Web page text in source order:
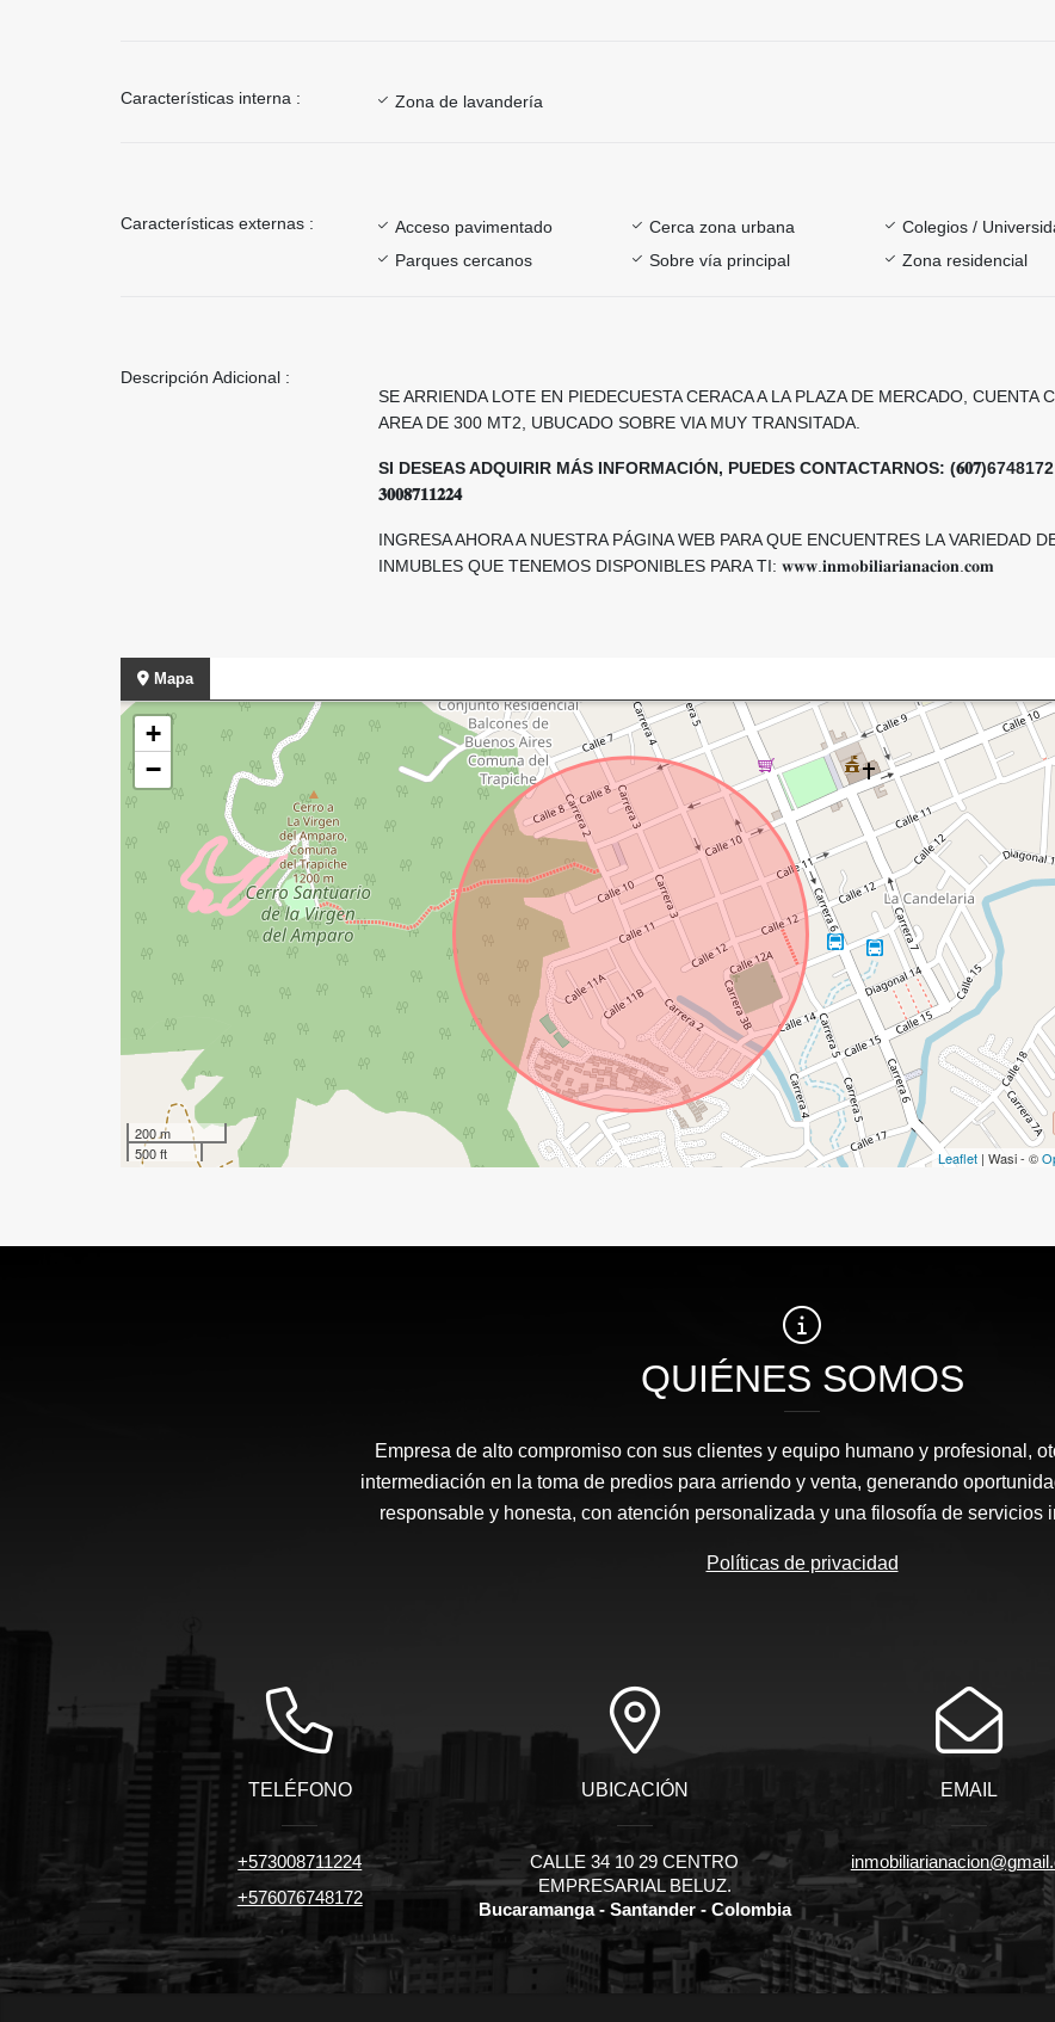
Características interna : Zona de lavandería
Características externas : Acceso pavimentado Cerca zona urbana
Colegios /
Parques cercanos
Sobre vía principal Zona residencial
Descripción Adicional :
SE ARRIENDA LOTE EN PIEDECUESTA CERACA A LA PLAZA DE MERCADO, CUENTA
AREA DE 300 MT2, UBUCADO SOBRE VIA MUY TRANSITADA.
SI DESEAS ADQUIRIR MÁS INFORMACIÓN, PUEDES CONTACTARNOS:
𝟑𝟎𝟎𝟖𝟕𝟏𝟏𝟐𝟐𝟒
INGRESA AHORA A NUESTRA PÁGINA WEB PARA QUE ENCUENTRES LA VARIEDAD
INMUBLES QUE TENEMOS DISPONIBLES PARA TI: 𝐰𝐰𝐰.𝐢𝐧𝐦𝐨𝐛𝐢𝐥𝐢𝐚𝐫𝐢𝐚𝐧𝐚𝐜𝐢𝐨𝐧.𝐜𝐨𝐦
Mapa
+
−
200 m
500 ft
Leaflet | Wasi - ©
QUIÉNES SOMOS
Empresa de alto compromiso con sus clientes y equipo humano y profesional,
intermediación en la toma de predios para arriendo y venta, generando
responsable y honesta, con atención personalizada y una filosofía de servicios
Políticas de privacidad
TELÉFONO
+573008711224
+576076748172
UBICACIÓN
CALLE 34 10 29 CENTRO
EMPRESARIAL BELUZ.
Bucaramanga - Santander - Colombia
EMAIL